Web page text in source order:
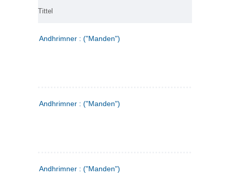
Tittel
Andhrimner : ("Manden")
Andhrimner : ("Manden")
Andhrimner : ("Manden")